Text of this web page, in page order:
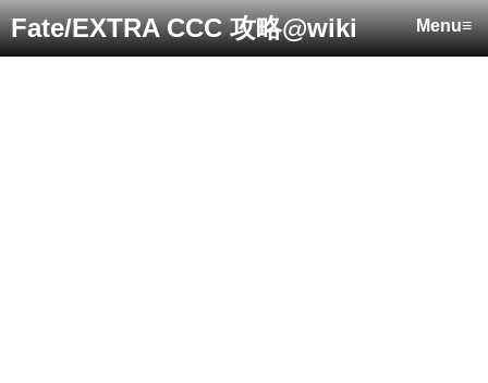
Menu≡
Fate/EXTRA CCC 攻略@wiki